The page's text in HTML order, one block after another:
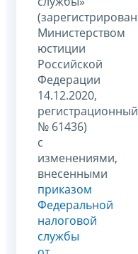
(зарегистрирован
Министерством
юстиции
Российской
Федерации
14.12.2020,
регистрационный
№ 61436)
с
изменениями,
внесенными
приказом
Федеральной
налоговой
службы